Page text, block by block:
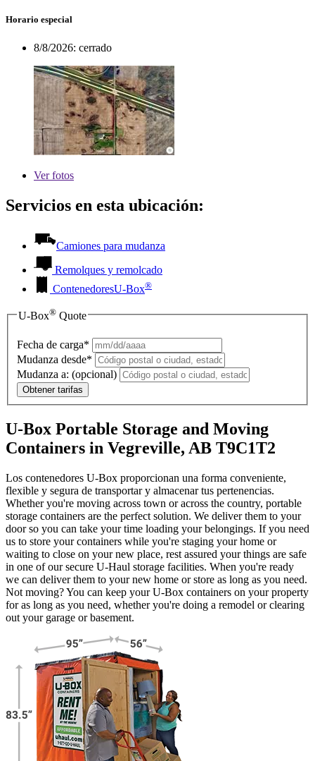
Horario especial
8/8/2026: cerrado
Verfotos
Servicios en esta ubicación:
Camiones para mudanza
Remolques y remolcado
ContenedoresU-Box®
U-Box® Quote
Fecha de carga*
Mudanza desde*
Mudanza a: (opcional)
Obtener tarifas
U-Box Portable Storage and Moving
Containers in Vegreville, AB T9C1T2
Los contenedores U-Box proporcionan una forma conveniente,
flexible y segura de transportar y almacenar tus pertenencias.
Whether you're moving across town or across the country, portable
storage containers are the perfect solution. We deliver them to your
door so you can take your time loading your belongings. If you need
us to store your containers while you're staging your home or
waiting to close on your new place, rest assured your things are safe
in one of our secure U-Haul storage facilities. When you're ready
we can deliver them to your new home or store as long as you need.
Not moving? You can keep yourU-Box containers on your property
for as long as you need, whether you're doing a remodel or clearing
out your garage or basement.